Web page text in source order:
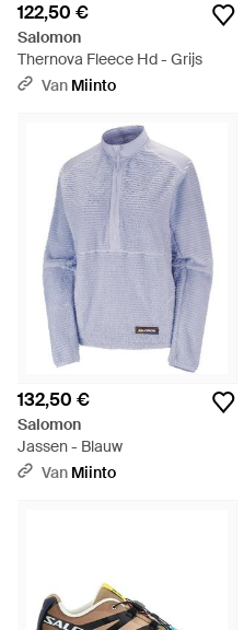
122,50 €
Salomon
Thernova Fleece Hd - Grijs
Van Miinto
132,50 €
Salomon
Jassen - Blauw
Van Miinto